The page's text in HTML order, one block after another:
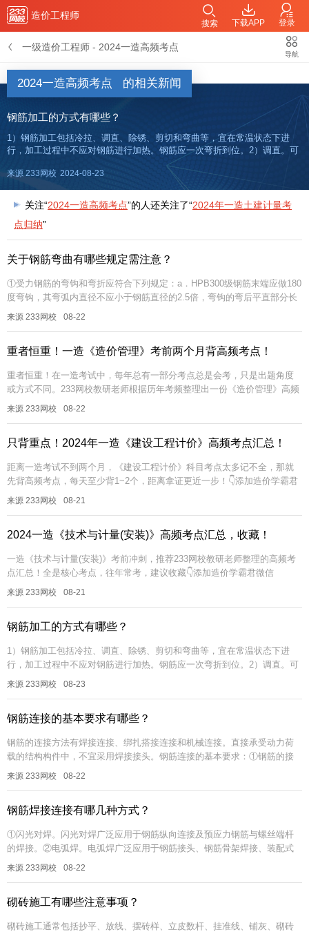
造价工程师
下载APP 登录
搜索
一级造价工程师 - 2024一造高频考点
导航
2024一造高频考点 的相关新闻
钢筋加工的方式有哪些？
1）钢筋加工包括冷拉、调直、除锈、剪切和弯曲等，宜在常温状态下进
行，加工过程中不应对钢筋进行加热。钢筋应一次弯折到位。2）调直。可
以采用冷拉方法调直。当采用冷拉方法调直时，HPB300光圆钢筋的冷拉率
不宜大于4%；HRB400、HRB500、HRBF400、H
来源 233网校 2024-08-23
关注“2024一造高频考点”的人还关注了“2024年一造土建计量考
点归纳”
关于钢筋弯曲有哪些规定需注意？
①受力钢筋的弯钩和弯折应符合下列规定：a．HPB300级钢筋末端应做180
度弯钩，其弯弧内直径不应小于钢筋直径的2.5倍，弯钩的弯后平直部分长
度不应小于钢筋直径的3倍。b．当设计要求钢筋末端做135度...
来源 233网校 08-22
重者恒重！一造《造价管理》考前两个月背高频考点！
重者恒重！在一造考试中，每年总有一部分考点总是会考，只是出题角度
或方式不同。233网校教研老师根据历年考频整理出一份《造价管理》高频
考点，适合考生在考前两个月背诵，上了考场不会忘！👇添加造价学霸君
来源 233网校 08-22
只背重点！2024年一造《建设工程计价》高频考点汇总！
距离一造考试不到两个月，《建设工程计价》科目考点太多记不全，那就
先背高频考点，每天至少背1~2个，距离拿证更近一步！👇添加造价学霸君
微信（ks233wx12），进入一造备考交流群👇 20...
来源 233网校 08-21
2024一造《技术与计量(安装)》高频考点汇总，收藏！
一造《技术与计量(安装)》考前冲刺，推荐233网校教研老师整理的高频考
点汇总！全是核心考点，往年常考，建议收藏👇添加造价学霸君微信
（ks233wx12），进入一造备考交流群👇 2024年...
来源 233网校 08-21
钢筋加工的方式有哪些？
1）钢筋加工包括冷拉、调直、除锈、剪切和弯曲等，宜在常温状态下进
行，加工过程中不应对钢筋进行加热。钢筋应一次弯折到位。2）调直。可
以采用冷拉方法调直。当采用冷拉方法调直时，HPB300光圆钢筋的冷拉
来源 233网校 08-23
钢筋连接的基本要求有哪些？
钢筋的连接方法有焊接连接、绑扎搭接连接和机械连接。直接承受动力荷
载的结构构件中，不宜采用焊接接头。钢筋连接的基本要求：①钢筋的接
头宜设置在受力较小处。同一纵向受力钢筋不宜设置两个或两个以上接
来源 233网校 08-22
钢筋焊接连接有哪几种方式？
①闪光对焊。闪光对焊广泛应用于钢筋纵向连接及预应力钢筋与螺丝端杆
的焊接。②电弧焊。电弧焊广泛应用于钢筋接头、钢筋骨架焊接、装配式
结构接头的焊接、钢筋与钢板的焊接及各种钢结构的焊接。③电阻点焊。
来源 233网校 08-22
砌砖施工有哪些注意事项？
砌砖施工通常包括抄平、放线、摆砖样、立皮数杆、挂准线、铺灰、砌砖